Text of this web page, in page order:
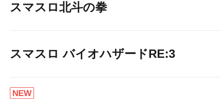
スマスロ北斗の拳
スマスロ バイオハザードRE:3
NEW